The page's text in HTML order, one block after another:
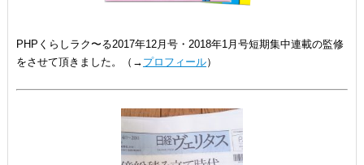
PHPくらしラク〜る2017年12月号・2018年1月号短期集中連載の監修
をさせて頂きました。（→ プロフィール）